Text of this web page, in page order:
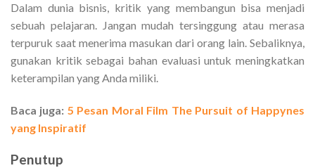
Dalam dunia bisnis, kritik yang membangun bisa menjadi
sebuah pelajaran. Jangan mudah tersinggung atau merasa
terpuruk saat menerima masukan dari orang lain. Sebaliknya,
gunakan kritik sebagai bahan evaluasi untuk meningkatkan
keterampilan yang Anda miliki.
Baca juga: 5 Pesan Moral Film The Pursuit of Happynes
yang Inspiratif
Penutup